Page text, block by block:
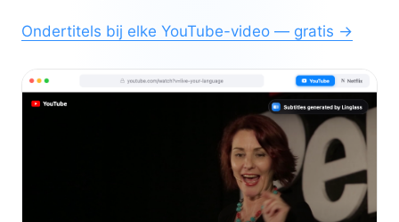
Ondertitels bij elke YouTube-video — gratis →